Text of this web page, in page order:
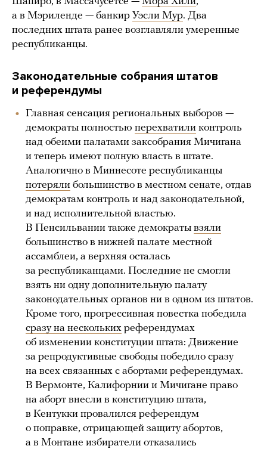
а в Мэриленде — банкир Уэсли Мур. Два
последних штата ранее возглавляли умеренные
республиканцы.
Законодательные собрания штатов
и референдумы
Главная сенсация региональных выборов —
демократы полностью перехватили контроль
над обеими палатами заксобрания Мичигана
и теперь имеют полную власть в штате.
Аналогично в Миннесоте республиканцы
потеряли большинство в местном сенате, отдав
демократам контроль и над законодательной,
и над исполнительной властью.
В Пенсильвании также демократы взяли
большинство в нижней палате местной
ассамблеи, а верхняя осталась
за республиканцами. Последние не смогли
взять ни одну дополнительную палату
законодательных органов ни в одном из штатов.
Кроме того, прогрессивная повестка победила
сразу на нескольких референдумах
об изменении конституции штата: Движение
за репродуктивные свободы победило сразу
на всех связанных с абортами референдумах.
В Вермонте, Калифорнии и Мичигане право
на аборт внесли в конституцию штата,
в Кентукки провалился референдум
о поправке, отрицающей защиту абортов,
а в Монтане избиратели отказались